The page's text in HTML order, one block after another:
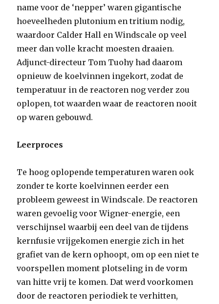
name voor de ‘nepper’ waren gigantische
hoeveelheden plutonium en tritium nodig,
waardoor Calder Hall en Windscale op veel
meer dan volle kracht moesten draaien.
Adjunct-directeur Tom Tuohy had daarom
opnieuw de koelvinnen ingekort, zodat de
temperatuur in de reactoren nog verder zou
oplopen, tot waarden waar de reactoren nooit
op waren gebouwd.
Leerproces
Te hoog oplopende temperaturen waren ook
zonder te korte koelvinnen eerder een
probleem geweest in Windscale. De reactoren
waren gevoelig voor Wigner-energie, een
verschijnsel waarbij een deel van de tijdens
kernfusie vrijgekomen energie zich in het
grafiet van de kern ophoopt, om op een niet te
voorspellen moment plotseling in de vorm
van hitte vrij te komen. Dat werd voorkomen
door de reactoren periodiek te verhitten,